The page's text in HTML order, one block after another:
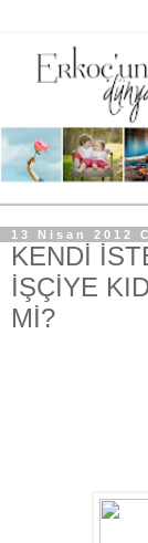
13 Nisan 2012
KENDİ
İŞÇİYE
Mİ?